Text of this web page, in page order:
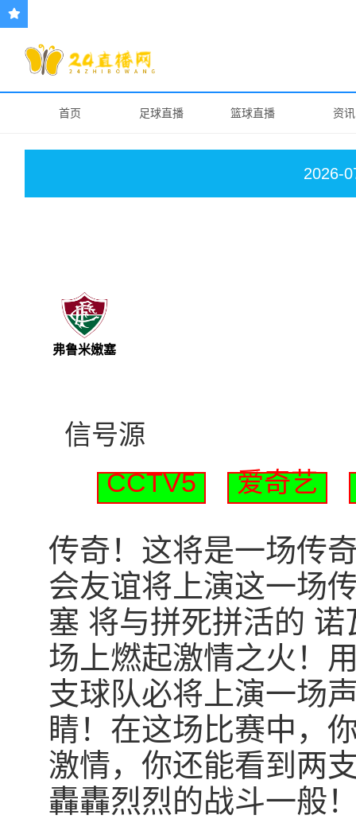
首页 足球直播 篮球直播 资讯
2026-
弗鲁米嫩塞
信号源
CCTV5
爱奇艺
传奇！这将是一场传
会友谊将上演这一场
塞 将与拼死拼活的
场上燃起激情之火！
支球队必将上演一场
睛！在这场比赛中，
激情，你还能看到两
轟轟烈烈的战斗一般